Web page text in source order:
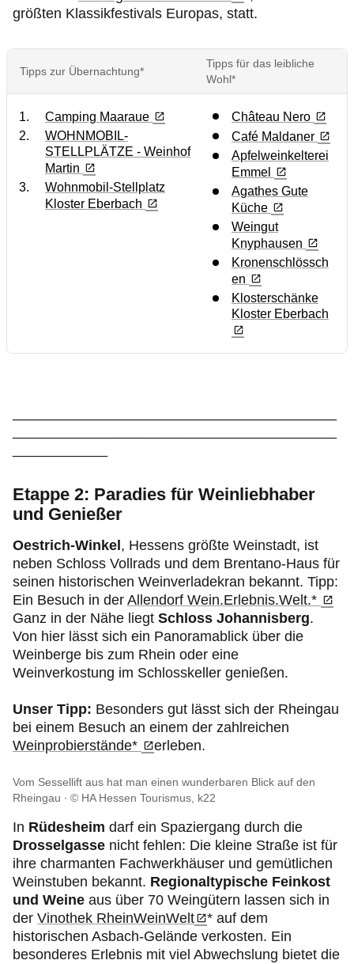
größten Klassikfestivals Europas, statt.
Tipps zur Übernachtung*
Tipps für das leibliche
Wohl*
Camping Maaraue
WOHNMOBIL-
STELLPLÄTZE - Weinhof
Martin
Wohnmobil-Stellplatz
Kloster Eberbach
Château Nero
Café Maldaner
Apfelweinkelterei
Emmel
Agathes Gute
Küche
Weingut
Knyphausen
Kronenschlössch
en
Klosterschänke
Kloster Eberbach
Etappe 2: Paradies für Weinliebhaber
und Genießer
Oestrich-Winkel , Hessens größte Weinstadt, ist
neben Schloss Vollrads und dem Brentano-Haus für
seinen historischen Weinverladekran bekannt. Tipp:
Ein Besuch in der Allendorf Wein.Erlebnis.Welt.*
Ganz in der Nähe liegt Schloss Johannisberg.
Von hier lässt sich ein Panoramablick über die
Weinberge bis zum Rhein oder eine
Weinverkostung im Schlosskeller genießen.
Unser Tipp: Besonders gut lässt sich der Rheingau
bei einem Besuch an einem der zahlreichen
Weinprobierstände*
erleben.
Vom Sessellift aus hat man einen wunderbaren Blick auf den
Rheingau
© HA Hessen Tourismus, k22
In Rüdesheim darf ein Spaziergang durch die
Drosselgasse nicht fehlen: Die kleine Straße ist für
ihre charmanten Fachwerkhäuser und gemütlichen
Weinstuben bekannt. Regionaltypische Feinkost
und Weine aus über 70 Weingütern lassen sich in
der Vinothek RheinWeinWelt
* auf dem
historischen Asbach-Gelände verkosten. Ein
besonderes Erlebnis mit viel Abwechslung bietet die